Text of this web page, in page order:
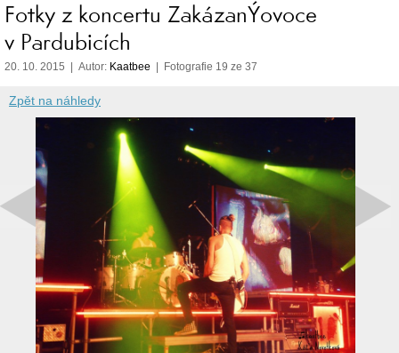
Fotky z koncertu ZakázanÝovoce
v Pardubicích
20. 10. 2015 | Autor: Kaatbee | Fotografie 19 ze 37
Zpět na náhledy